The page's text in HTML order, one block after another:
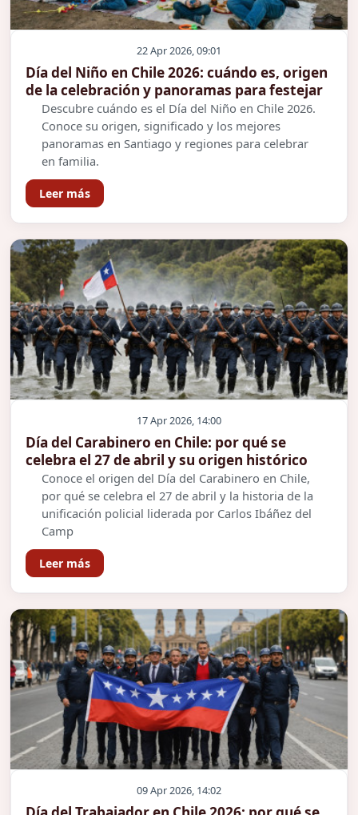
22 Apr 2026, 09:01
Día del Niño en Chile 2026: cuándo es, origen
de la celebración y panoramas para festejar
Descubre cuándo es el Día del Niño en Chile 2026.
Conoce su origen, significado y los mejores
panoramas en Santiago y regiones para celebrar
en familia.
Leer más
17 Apr 2026, 14:00
Día del Carabinero en Chile: por qué se
celebra el 27 de abril y su origen histórico
Conoce el origen del Día del Carabinero en Chile,
por qué se celebra el 27 de abril y la historia de la
unificación policial liderada por Carlos Ibáñez del
Camp
Leer más
09 Apr 2026, 14:02